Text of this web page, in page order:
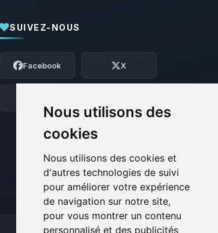
Nous utilisons des
cookies
Nous utilisons des cookies et
d'autres technologies de suivi
pour améliorer votre expérience
de navigation sur notre site,
pour vous montrer un contenu
personnalisé et des publicités
SUIVEZ-NOUS
Facebook X
Youpi, enfin quelqu’un pour me parler !
Moi c’est Choupy, ton petit assistant
BoxToPlay. Dis-moi ce dont tu as besoin
et je vais remuer mes petits circuits
06/08/2026 à 16:25